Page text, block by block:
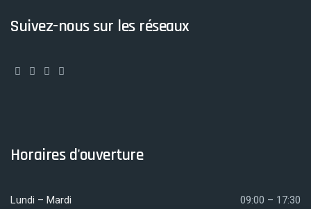
Suivez-nous sur les réseaux
Horaires d'ouverture
Lundi – Mardi 09:00 – 17:30